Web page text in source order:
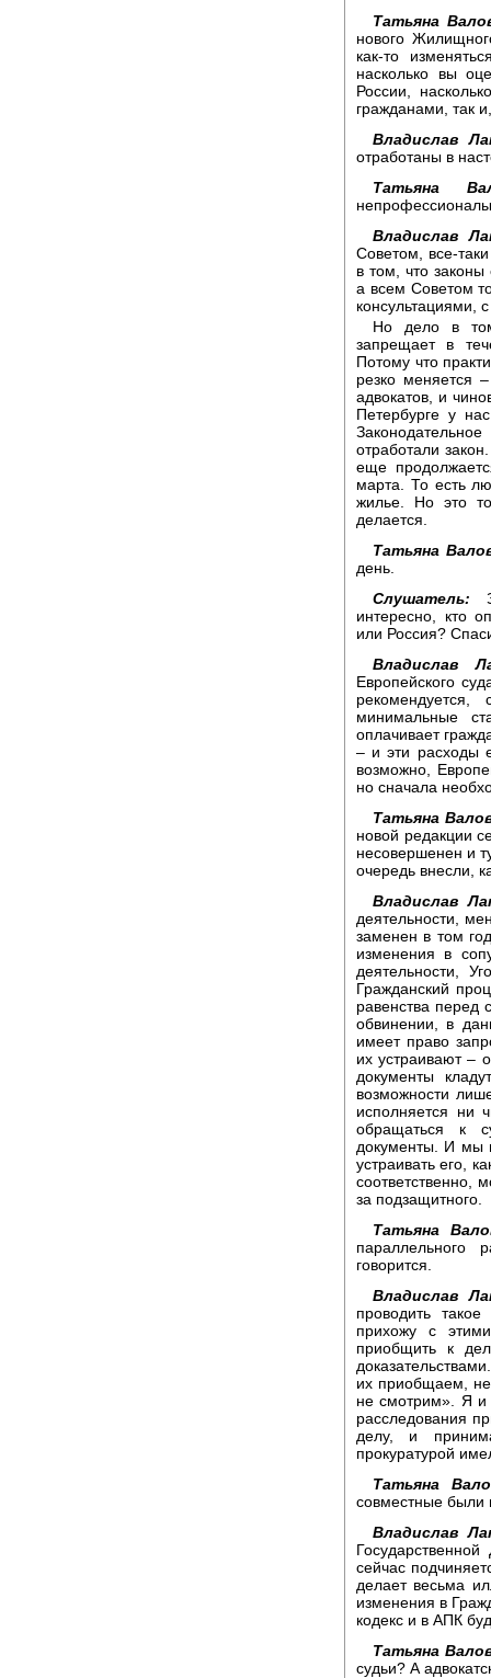
Татьяна
нового
как-то
насколько вы
России,
гражданами, так
Владислав
отработаны в
Татьяна
Владислав
Советом, все-
в том, что
а всем Советом
консультациями,
Но дело в
запрещает в
Потому что
резко меняется
адвокатов, и
Петербурге у
отработали
еще
марта. То есть
жилье. Но это
делается.
Татьяна
день.
Слушатель:
интересно, кто
или Россия?
Владислав
Европейского
минимальные
оплачивает
– и эти расходы
возможно,
но сначала
Татьяна
новой редакции
несовершенен и
очередь внесли,
Владислав
деятельности,
заменен в том
изменения в
деятельности,
Гражданский
равенства перед
обвинении, в
имеет право
их устраивают –
документы
возможности
исполняется ни
обращаться к
документы. И мы
устраивать его,
соответственно,
за подзащитного.
Татьяна
параллельного
говорится.
Владислав
проводить
прихожу с
приобщить к
их приобщаем,
не смотрим». Я и
расследования
делу, и
прокуратурой
Татьяна
совместные были
Владислав
сейчас
делает весьма
изменения в
кодекс и в АПК
Татьяна
судьи? А